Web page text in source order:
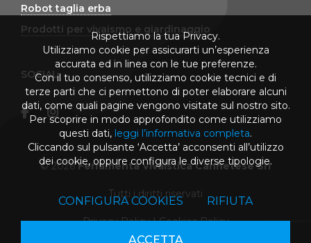
Robot taglia erba
Prodotti per vivaismo e giardinaggio
SOCIAL
© 2026Ferramenta Vivaistica Cannetese Srl
Tutti i diritti riservati
Privacy Policy|Cookies Policy
Rispettiamo la tua Privacy.
Utilizziamo cookie per assicurarti un’esperienza
accurata ed in linea con le tue preferenze.
Con il tuo consenso, utilizziamo cookie tecnici e di
terze parti che ci permettono di poter elaborare alcuni
dati, come quali pagine vengono visitate sul nostro sito.
Per scoprire in modo approfondito come utilizziamo
questi dati, leggi l’informativa completa.
Cliccando sul pulsante ‘Accetta’ acconsenti all’utilizzo
dei cookie, oppure configura le diverse tipologie.
CONFIGURA COOKIES RIFIUTA
ACCETTA